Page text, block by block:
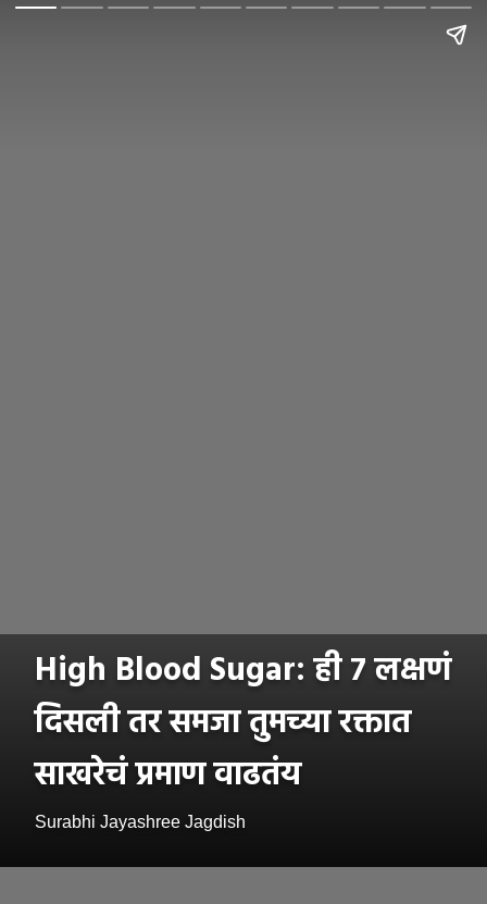
High Blood Sugar: ही ७ लक्षणं
दिसली तर समजा तुमच्या रक्तात
साखरेचं प्रमाण वाढतंय
Surabhi Jayashree Jagdish